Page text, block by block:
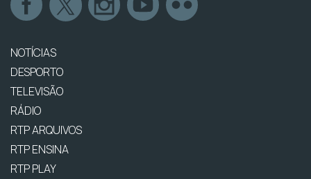
NOTÍCIAS
DESPORTO
TELEVISÃO
RÁDIO
RTP ARQUIVOS
RTP ENSINA
RTP PLAY